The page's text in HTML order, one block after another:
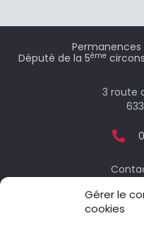
Gérer le
cookies
Permanences
Député de la 5ème
3 route